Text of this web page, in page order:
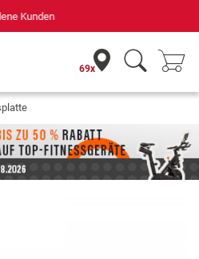
tv+DISQ 2016-2024)
69x